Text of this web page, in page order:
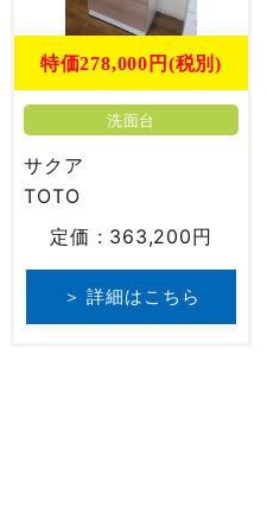
特価278,000円(税別)
洗面台
サクア
TOTO
定価 : 363,200円
＞ 詳細はこちら